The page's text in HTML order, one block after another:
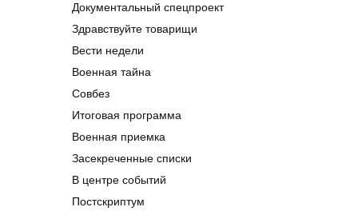
Документальный спецпроект
Здравствуйте товарищи
Вести недели
Военная тайна
Совбез
Итоговая программа
Военная приемка
Засекреченные списки
В центре событий
Постскриптум